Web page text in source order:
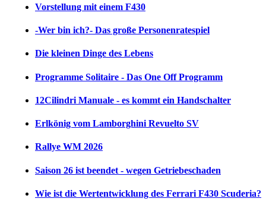
Vorstellung mit einem F430
-Wer bin ich?- Das große Personenratespiel
Die kleinen Dinge des Lebens
Programme Solitaire - Das One Off Programm
12Cilindri Manuale - es kommt ein Handschalter
Erlkönig vom Lamborghini Revuelto SV
Rallye WM 2026
Saison 26 ist beendet - wegen Getriebeschaden
Wie ist die Wertentwicklung des Ferrari F430 Scuderia?